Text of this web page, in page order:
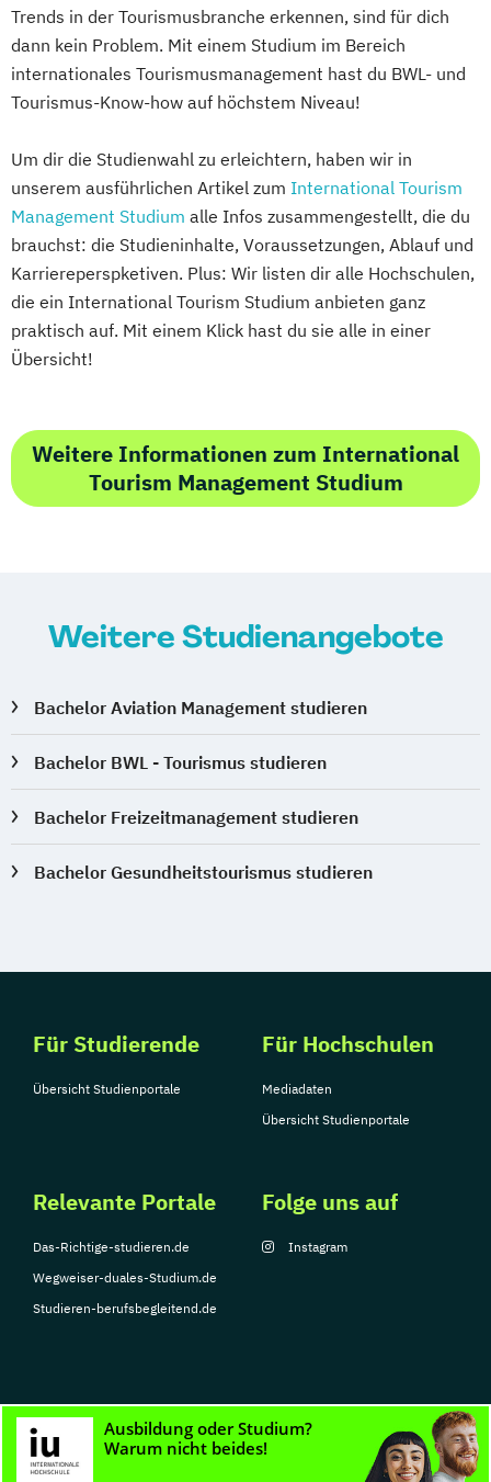
Trends in der Tourismusbranche erkennen, sind für dich
dann kein Problem. Mit einem Studium im Bereich
internationales Tourismusmanagement hast du BWL- und
Tourismus-Know-how auf höchstem Niveau!
Um dir die Studienwahl zu erleichtern, haben wir in
unserem ausführlichen Artikel zum International Tourism
Management Studium alle Infos zusammengestellt, die du
brauchst: die Studieninhalte, Voraussetzungen, Ablauf und
Karriereperspketiven. Plus: Wir listen dir alle Hochschulen,
die ein International Tourism Studium anbieten ganz
praktisch auf. Mit einem Klick hast du sie alle in einer
Übersicht!
Weitere Informationen zum International
Tourism Management Studium
Weitere Studienangebote
Bachelor Aviation Management studieren
Bachelor BWL - Tourismus studieren
Bachelor Freizeitmanagement studieren
Bachelor Gesundheitstourismus studieren
Für Studierende
Übersicht Studienportale
Für Hochschulen
Mediadaten
Übersicht Studienportale
Relevante Portale
Das-Richtige-studieren.de
Wegweiser-duales-Studium.de
Studieren-berufsbegleitend.de
Folge uns auf
Instagram
© Copyright 2026, TarGroup Media GmbH